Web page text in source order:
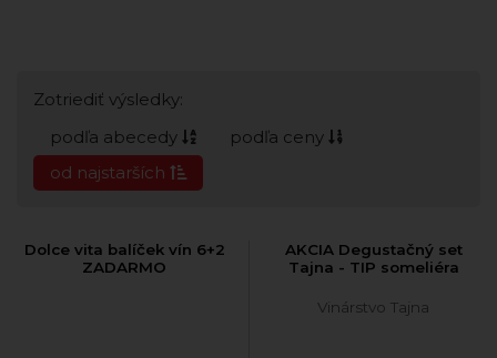
Zotriediť výsledky:
podľa abecedy
podľa ceny
od najstarších
Dolce vita balíček vín 6+2
ZADARMO
AKCIA Degustačný set
Tajna - TIP someliéra
Vinárstvo Tajna